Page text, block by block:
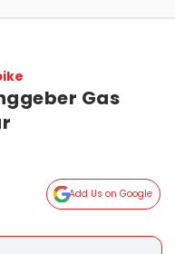
Gas
Add Us on Google